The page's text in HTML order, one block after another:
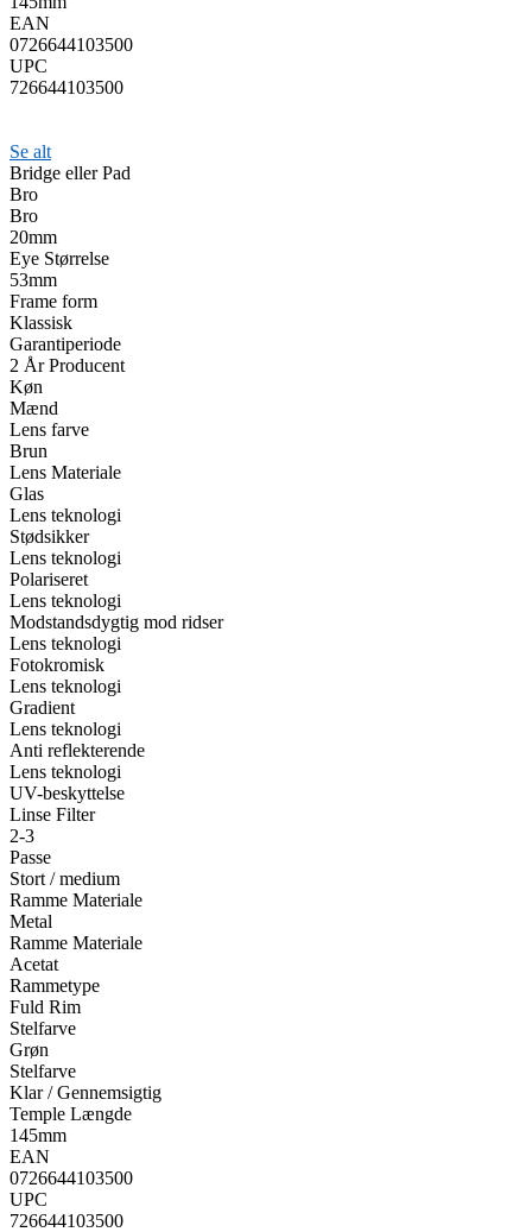
EAN
0726644103500
UPC
726644103500
Se alt
Bridge eller Pad
Bro
Bro
20mm
Eye Størrelse
53mm
Frame form
Klassisk
Garantiperiode
2 År Producent
Køn
Mænd
Lens farve
Brun
Lens Materiale
Glas
Lens teknologi
Stødsikker
Lens teknologi
Polariseret
Lens teknologi
Modstandsdygtig mod ridser
Lens teknologi
Fotokromisk
Lens teknologi
Gradient
Lens teknologi
Anti reflekterende
Lens teknologi
UV-beskyttelse
Linse Filter
2-3
Passe
Stort / medium
Ramme Materiale
Metal
Ramme Materiale
Acetat
Rammetype
Fuld Rim
Stelfarve
Grøn
Stelfarve
Klar / Gennemsigtig
Temple Længde
145mm
EAN
0726644103500
UPC
726644103500